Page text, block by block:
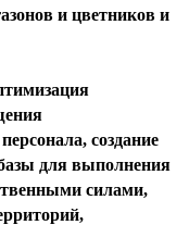
и цветников и
создание
для выполнения
силами,